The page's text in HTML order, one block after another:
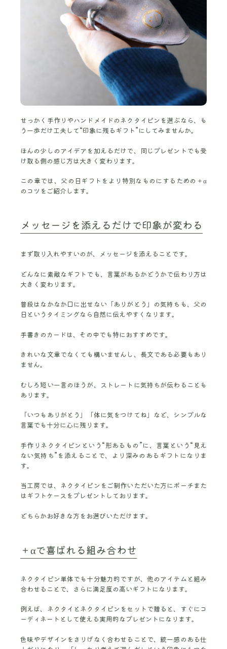
せっかく手作りやハンドメイドのネクタイピンを選ぶなら、も
う一歩だけ工夫して“印象に残るギフト”にしてみませんか。
ほんの少しのアイデアを加えるだけで、同じプレゼントでも受
け取る側の感じ方は大きく変わります。
この章では、父の日ギフトをより特別なものにするための＋α
のコツをご紹介します。
メッセージを添えるだけで印象が変わる
まず取り入れやすいのが、メッセージを添えることです。
どんなに素敵なギフトでも、言葉があるかどうかで伝わり方は
大きく変わります。
普段はなかなか口に出せない「ありがとう」の気持ちも、父の
日というタイミングなら自然に伝えやすくなります。
手書きのカードは、その中でも特におすすめです。
きれいな文章でなくても構いませんし、長文である必要もあり
ません。
むしろ短い一言のほうが、ストレートに気持ちが伝わることも
あります。
「いつもありがとう」「体に気をつけてね」など、シンプルな
言葉でも十分に心に残ります。
手作りネクタイピンという“形あるもの”に、言葉という“見え
ない気持ち”を添えることで、より深みのあるギフトになりま
す。
当工房では、ネクタイピンをご制作いただいた方にポーチまた
はギフトケースをプレゼントしております。
どちらかお好きな方をお選びいただけます。
＋αで喜ばれる組み合わせ
ネクタイピン単体でも十分魅力的ですが、他のアイテムと組み
合わせることで、さらに満足度の高いギフトになります。
例えば、ネクタイとネクタイピンをセットで贈ると、すぐにコ
ーディネートとして使える実用的なプレゼントになります。
色味やデザインをさりげなく合わせることで、統一感のある仕